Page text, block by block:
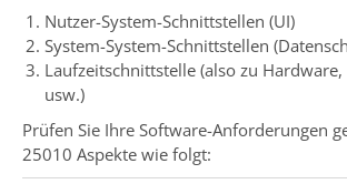
Nutzer-System-Schnittstellen (UI)
System-System-Schnittstellen
Laufzeitschnittstelle (also zu
usw.)
Prüfen Sie Ihre Software-Anforderungen
25010 Aspekte wie folgt: